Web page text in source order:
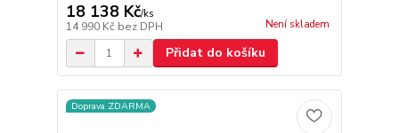
18 138 Kč/ks
14 990 Kč bez DPH Není skladem
Přidat do košíku
Doprava ZDARMA